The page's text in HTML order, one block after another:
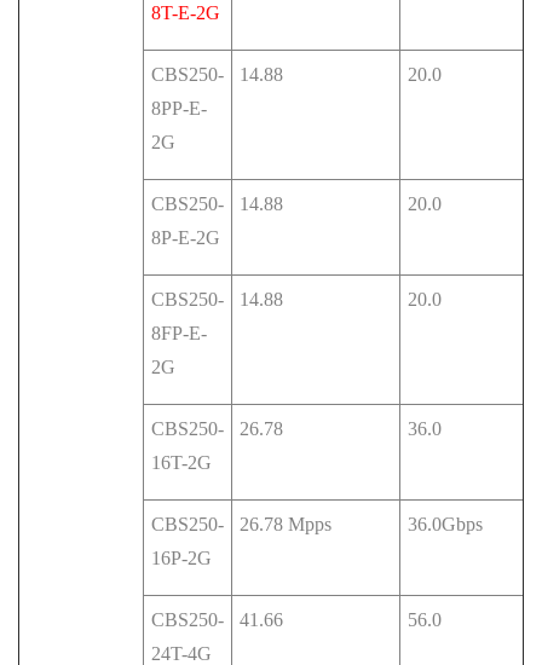
8T-E-2G
CBS250-
8PP-E-
2G
14.88 20.0
CBS250-
8P-E-2G
14.88 20.0
CBS250-
8FP-E-
2G
14.88 20.0
CBS250-
16T-2G
26.78 36.0
CBS250-
16P-2G
26.78 Mpps 36.0Gbps
CBS250-
24T-4G
41.66 56.0